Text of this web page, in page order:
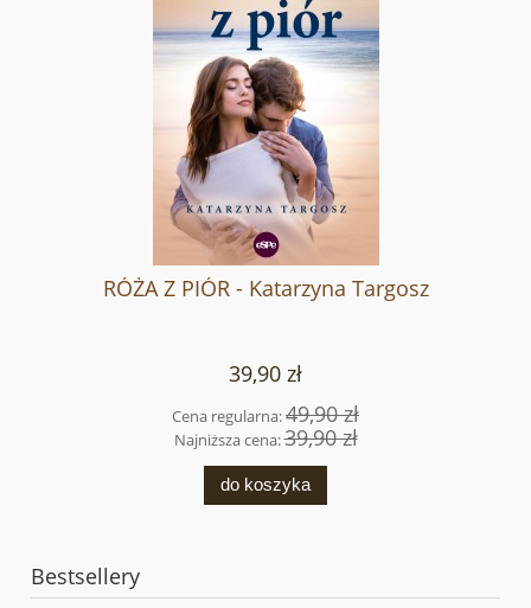
RÓŻA Z PIÓR - Katarzyna Targosz
39,90 zł
Cena regularna:49,90 zł
Najniższa cena:39,90 zł
do koszyka
Bestsellery